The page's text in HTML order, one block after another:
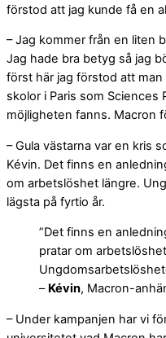
förstod att jag kunde få en
– Jag kommer från en liten
Jag hade bra betyg så jag
först här jag förstod att
skolor i Paris som
möjligheten fanns. Macron
– Gula västarna var en kris
Kévin. Det finns en
om arbetslöshet längre.
lägsta på fyrtio år.
”Det finns en
pratar om
– Kévin, Macron-
– Under kampanjen har vi